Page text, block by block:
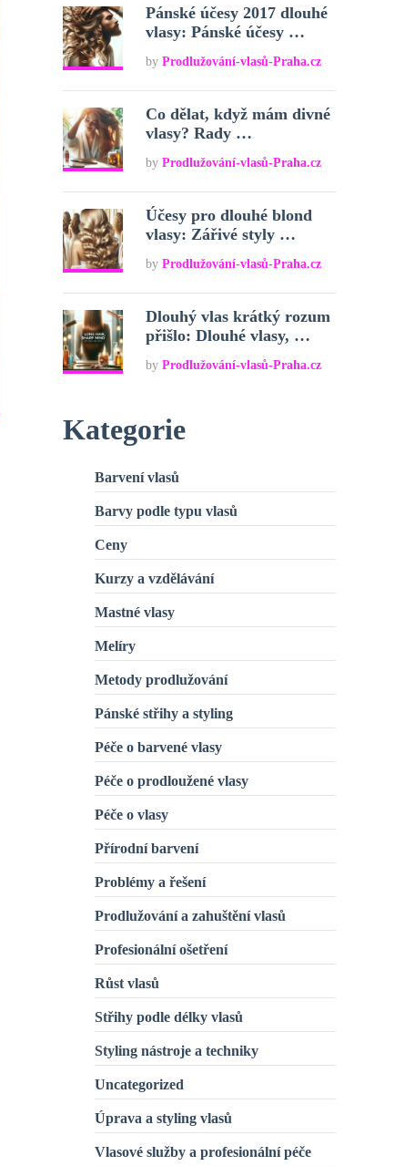
Pánské účesy 2017 dlouhé
vlasy: Pánské účesy …
byProdlužování-vlasů-Praha.cz
Co dělat, když mám divné
vlasy? Rady …
byProdlužování-vlasů-Praha.cz
Účesy pro dlouhé blond
vlasy: Zářivé styly …
byProdlužování-vlasů-Praha.cz
Dlouhý vlas krátký rozum
přišlo: Dlouhé vlasy, …
byProdlužování-vlasů-Praha.cz
Kategorie
Barvení vlasů
Barvy podle typu vlasů
Ceny
Kurzy a vzdělávání
Mastné vlasy
Melíry
Metody prodlužování
Pánské střihy a styling
Péče o barvené vlasy
Péče o prodloužené vlasy
Péče o vlasy
Přírodní barvení
Problémy a řešení
Prodlužování a zahuštění vlasů
Profesionální ošetření
Růst vlasů
Střihy podle délky vlasů
Styling nástroje a techniky
Uncategorized
Úprava a styling vlasů
Vlasové služby a profesionální péče